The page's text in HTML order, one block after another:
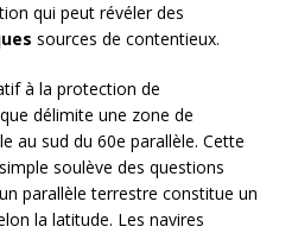
qui peut révéler des
sources de contentieux.
à la protection de
délimite une zone de
au sud du 60e parallèle. Cette
soulève des questions
parallèle terrestre constitue un
la latitude. Les navires